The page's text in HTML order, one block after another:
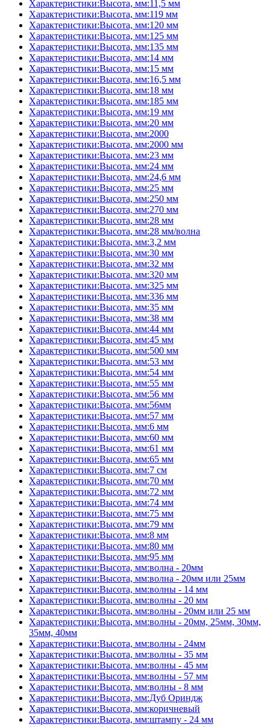
Характеристики:Высота, мм:11,5 мм
Характеристики:Высота, мм:119 мм
Характеристики:Высота, мм:120 мм
Характеристики:Высота, мм:125 мм
Характеристики:Высота, мм:135 мм
Характеристики:Высота, мм:14 мм
Характеристики:Высота, мм:15 мм
Характеристики:Высота, мм:16,5 мм
Характеристики:Высота, мм:18 мм
Характеристики:Высота, мм:185 мм
Характеристики:Высота, мм:19 мм
Характеристики:Высота, мм:20 мм
Характеристики:Высота, мм:2000
Характеристики:Высота, мм:2000 мм
Характеристики:Высота, мм:23 мм
Характеристики:Высота, мм:24 мм
Характеристики:Высота, мм:24,6 мм
Характеристики:Высота, мм:25 мм
Характеристики:Высота, мм:250 мм
Характеристики:Высота, мм:270 мм
Характеристики:Высота, мм:28 мм
Характеристики:Высота, мм:28 мм/волна
Характеристики:Высота, мм:3,2 мм
Характеристики:Высота, мм:30 мм
Характеристики:Высота, мм:32 мм
Характеристики:Высота, мм:320 мм
Характеристики:Высота, мм:325 мм
Характеристики:Высота, мм:336 мм
Характеристики:Высота, мм:35 мм
Характеристики:Высота, мм:38 мм
Характеристики:Высота, мм:44 мм
Характеристики:Высота, мм:45 мм
Характеристики:Высота, мм:500 мм
Характеристики:Высота, мм:53 мм
Характеристики:Высота, мм:54 мм
Характеристики:Высота, мм:55 мм
Характеристики:Высота, мм:56 мм
Характеристики:Высота, мм:56мм
Характеристики:Высота, мм:57 мм
Характеристики:Высота, мм:6 мм
Характеристики:Высота, мм:60 мм
Характеристики:Высота, мм:61 мм
Характеристики:Высота, мм:65 мм
Характеристики:Высота, мм:7 см
Характеристики:Высота, мм:70 мм
Характеристики:Высота, мм:72 мм
Характеристики:Высота, мм:74 мм
Характеристики:Высота, мм:75 мм
Характеристики:Высота, мм:79 мм
Характеристики:Высота, мм:8 мм
Характеристики:Высота, мм:80 мм
Характеристики:Высота, мм:95 мм
Характеристики:Высота, мм:волна - 20мм
Характеристики:Высота, мм:волна - 20мм или 25мм
Характеристики:Высота, мм:волны - 14 мм
Характеристики:Высота, мм:волны - 20 мм
Характеристики:Высота, мм:волны - 20мм или 25 мм
Характеристики:Высота, мм:волны - 20мм, 25мм, 30мм,
35мм, 40мм
Характеристики:Высота, мм:волны - 24мм
Характеристики:Высота, мм:волны - 35 мм
Характеристики:Высота, мм:волны - 45 мм
Характеристики:Высота, мм:волны - 57 мм
Характеристики:Высота, мм:волны - 8 мм
Характеристики:Высота, мм:Дуб Ориндж
Характеристики:Высота, мм:коричневый
Характеристики:Высота, мм:штампу - 24 мм